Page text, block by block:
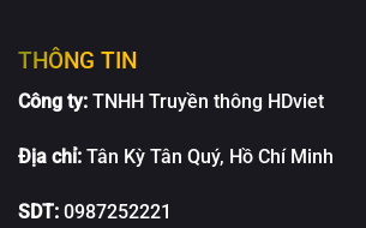
THÔNG TIN
Công ty: TNHH Truyền thông HDviet
Địa chỉ: Tân Kỳ Tân Quý, Hồ Chí Minh
SDT: 0987252221